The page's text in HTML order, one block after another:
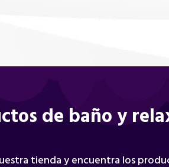
de baño y
tienda y encuentra los